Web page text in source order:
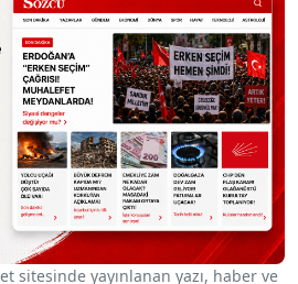
sitesinde yayınlanan yazı, haber ve